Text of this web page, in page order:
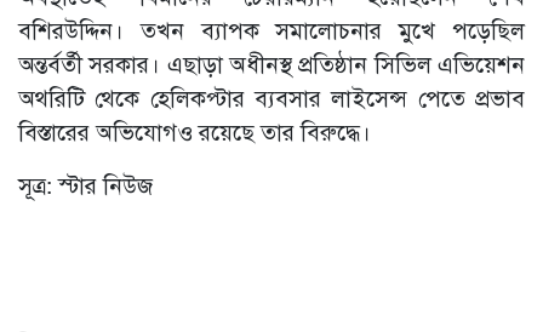
বশিরউদ্দিন। তখন ব্যাপক সমালোচনার মুখে পড়েছিল
অন্তর্বর্তী সরকার। এছাড়া অধীনস্থ প্রতিষ্ঠান সিভিল এভিয়েশন
অথরিটি থেকে হেলিকপ্টার ব্যবসার লাইসেন্স পেতে প্রভাব
বিস্তারের অভিযোগও রয়েছে তার বিরুদ্ধে।
সূত্র: স্টার নিউজ